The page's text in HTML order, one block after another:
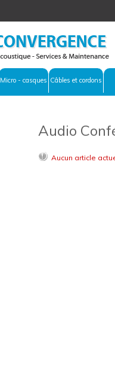
Micro - casques Câbles et cordons
Audio
Aucun article